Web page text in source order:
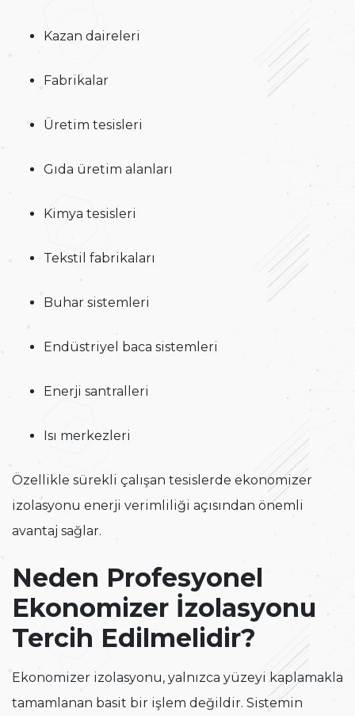
Kazan daireleri
Fabrikalar
Üretim tesisleri
Gıda üretim alanları
Kimya tesisleri
Tekstil fabrikaları
Buhar sistemleri
Endüstriyel baca sistemleri
Enerji santralleri
Isı merkezleri
Özellikle sürekli çalışan tesislerde ekonomizer
izolasyonu enerji verimliliği açısından önemli
avantaj sağlar.
Neden Profesyonel
Ekonomizer İzolasyonu
Tercih Edilmelidir?
Ekonomizer izolasyonu, yalnızca yüzeyi kaplamakla
tamamlanan basit bir işlem değildir. Sistemin